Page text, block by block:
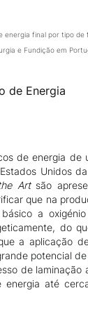
energia final por tipo
e Fundição em
de Energia
de energia de
Unidos
Artsão
que na
a oxigénio
do
a aplicação
potencial
de laminação
energia até